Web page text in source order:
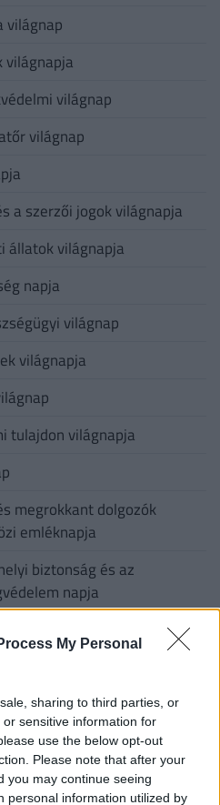
My Personal
sharing to third parties, or
sensitive information for
use the below opt-out
Please note that after your
you may continue seeing
personal information utilized by
világnap
világnapja
világnap
világnap
a szerzői jogok világnapja
állatok világnapja
napja
világnap
világnapja
tulajdon világnapja
megrokkant dolgozók
emléknapja
biztonság és az
napja
napja